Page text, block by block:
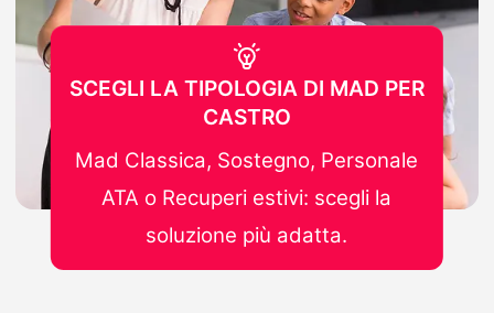
SCEGLI LA TIPOLOGIA DI MAD PER
CASTRO
Mad Classica, Sostegno, Personale
ATA o Recuperi estivi: scegli la
soluzione più adatta.